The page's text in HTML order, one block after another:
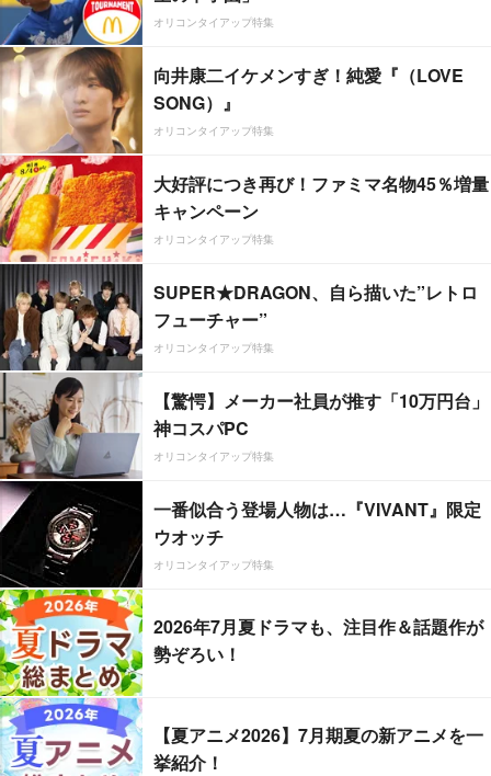
オリコンタイアップ特集
向井康二イケメンすぎ！純愛『（LOVE
SONG）』
オリコンタイアップ特集
大好評につき再び！ファミマ名物45％増量
キャンペーン
オリコンタイアップ特集
SUPER★DRAGON、自ら描いた”レトロ
フューチャー”
オリコンタイアップ特集
【驚愕】メーカー社員が推す「10万円台」
神コスパPC
オリコンタイアップ特集
一番似合う登場人物は…『VIVANT』限定
ウオッチ
オリコンタイアップ特集
2026年7月夏ドラマも、注目作＆話題作が
勢ぞろい！
【夏アニメ2026】7月期夏の新アニメを一
挙紹介！